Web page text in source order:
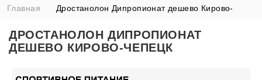
Главная Дростанолон Дипропионат дешево Кирово-
Чепецк
ДРОСТАНОЛОН ДИПРОПИОНАТ
ДЕШЕВО КИРОВО-ЧЕПЕЦК